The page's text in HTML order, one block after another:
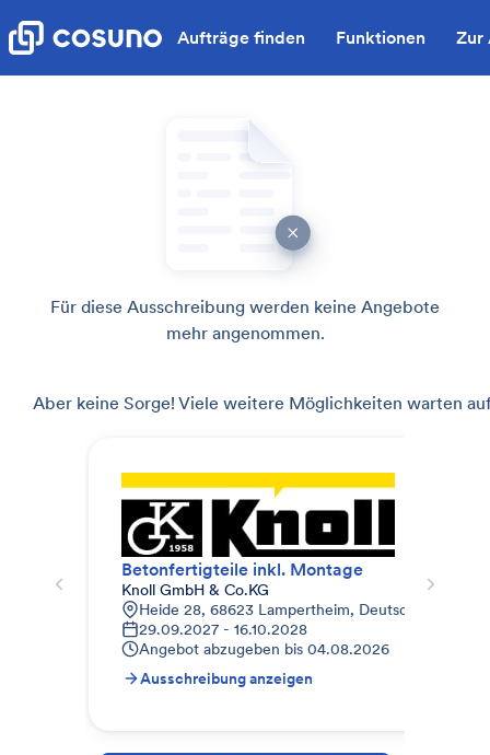
Aufträge finden Funktionen Zur
Für diese Ausschreibung werden keine Angebote
mehr angenommen.
Aber keine Sorge! Viele weitere Möglichkeiten warten
Betonfertigteile inkl. Montage
Knoll GmbH & Co.KG
Heide 28, 68623 Lampertheim, Deutschland
29.09.2027 - 16.10.2028
Angebot abzugeben bis 04.08.2026
Ausschreibung anzeigen